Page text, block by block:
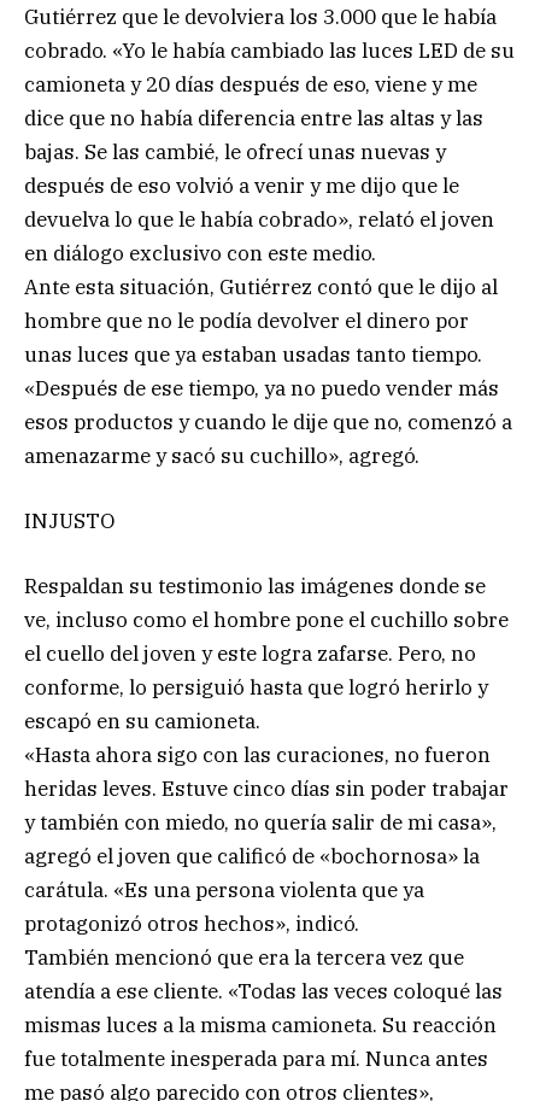
Gutiérrez que le devolviera los 3.000 que le había
cobrado. «Yo le había cambiado las luces LED de su
camioneta y 20 días después de eso, viene y me
dice que no había diferencia entre las altas y las
bajas. Se las cambié, le ofrecí unas nuevas y
después de eso volvió a venir y me dijo que le
devuelva lo que le había cobrado», relató el joven
en diálogo exclusivo con este medio.
Ante esta situación, Gutiérrez contó que le dijo al
hombre que no le podía devolver el dinero por
unas luces que ya estaban usadas tanto tiempo.
«Después de ese tiempo, ya no puedo vender más
esos productos y cuando le dije que no, comenzó a
amenazarme y sacó su cuchillo», agregó.
INJUSTO
Respaldan su testimonio las imágenes donde se
ve, incluso como el hombre pone el cuchillo sobre
el cuello del joven y este logra zafarse. Pero, no
conforme, lo persiguió hasta que logró herirlo y
escapó en su camioneta.
«Hasta ahora sigo con las curaciones, no fueron
heridas leves. Estuve cinco días sin poder trabajar
y también con miedo, no quería salir de mi casa»,
agregó el joven que calificó de «bochornosa» la
carátula. «Es una persona violenta que ya
protagonizó otros hechos», indicó.
También mencionó que era la tercera vez que
atendía a ese cliente. «Todas las veces coloqué las
mismas luces a la misma camioneta. Su reacción
fue totalmente inesperada para mí. Nunca antes
me pasó algo parecido con otros clientes»,